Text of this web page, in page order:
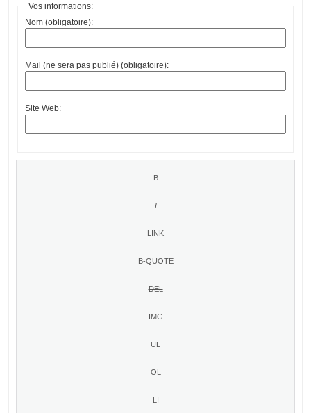
Vos informations:
Nom (obligatoire):
Mail (ne sera pas publié) (obligatoire):
Site Web: